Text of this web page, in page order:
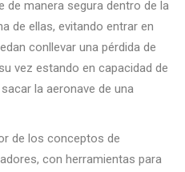
de manera segura dentro de la
de ellas, evitando entrar en
conllevar una pérdida de
vez estando en capacidad de
la aeronave de una
de los conceptos de
con herramientas para